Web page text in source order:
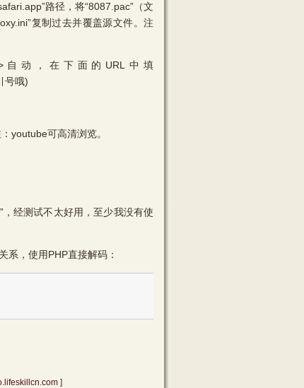
路径，将“8087.pac”（文
复制过去并覆盖源文件。注
动，在下面的URL中填
号哦)
可高清浏览。
经测试不太好用，至少我没有使
，使用PHP直接解码：
]